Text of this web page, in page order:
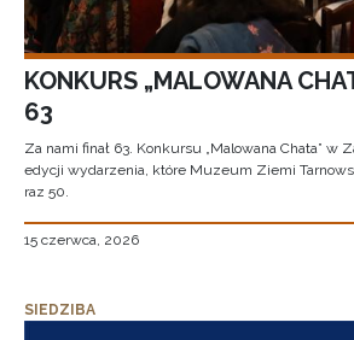
KONKURS „MALOWANA
63
Za nami finał 63. Konkursu „Malowana Chata” w
edycji wydarzenia, które Muzeum Ziemi
raz 50.
15 czerwca, 2026
SIEDZIBA